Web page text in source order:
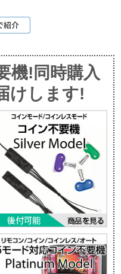
機!同時購入
けします!